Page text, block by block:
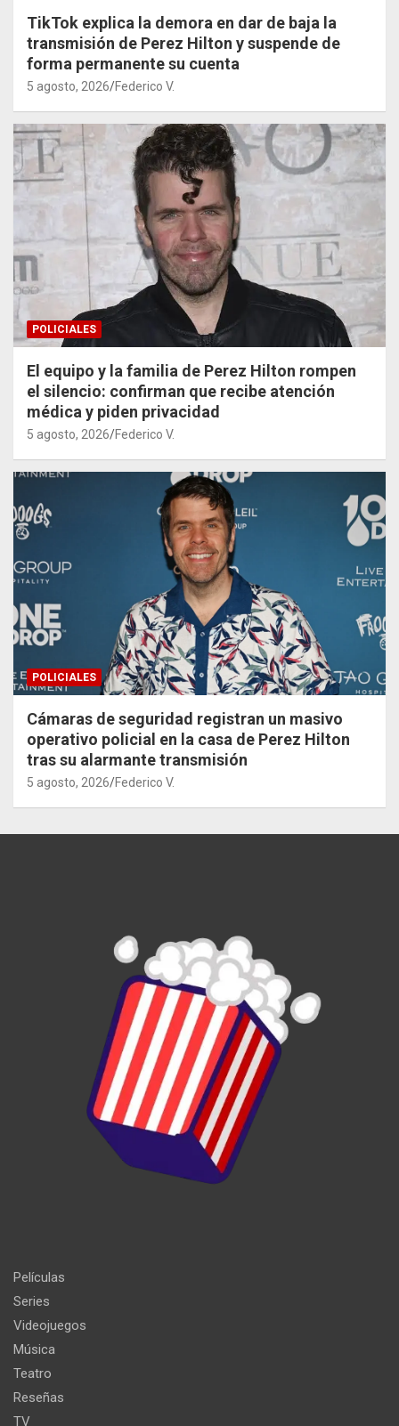
TikTok explica la demora en dar de baja la
transmisión de Perez Hilton y suspende de
forma permanente su cuenta
5 agosto, 2026 Federico V.
POLICIALES
El equipo y la familia de Perez Hilton rompen
el silencio: confirman que recibe atención
médica y piden privacidad
5 agosto, 2026 Federico V.
POLICIALES
Cámaras de seguridad registran un masivo
operativo policial en la casa de Perez Hilton
tras su alarmante transmisión
5 agosto, 2026 Federico V.
Películas
Series
Videojuegos
Música
Teatro
Reseñas
TV